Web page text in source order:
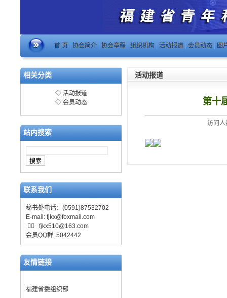
首 页 协会简介 协会章程 组织机构 活动报道 会员动态 图
相关分类
◇ 活动报道
◇ 会员动态
站内搜索
联系我们
秘书处电话：(0591)87532702
E-mail: fjkx@foxmail.com
 fjkx510@163.com
会员QQ群: 5042442
友情链接
福建省委组织部
活动报道
第十
访问